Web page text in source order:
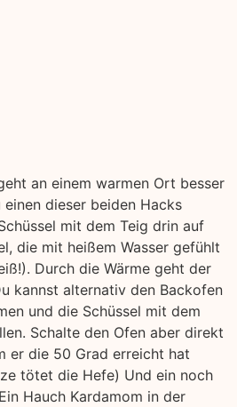
an einem warmen Ort besser
dieser beiden Hacks
mit dem Teig drin auf
die mit heißem Wasser gefühlt
Durch die Wärme geht der
kannst alternativ den Backofen
und die Schüssel mit dem
Schalte den Ofen aber direkt
er die 50 Grad erreicht hat
tötet die Hefe) Und ein noch
Hauch Kardamom in der